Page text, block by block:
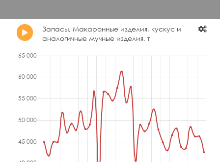
Запасы, Макаронные изделия, кускус и
аналогичные мучные изделия, т